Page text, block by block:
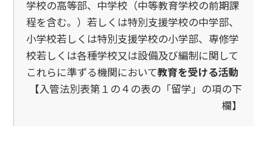
学校の高等部、中学校（中等教育学校の前期課
程を含む。）若しくは特別支援学校の中学部、
小学校若しくは特別支援学校の小学部、専修学
校若しくは各種学校又は設備及び編制に関して
これらに準ずる機関において教育を受ける活動
【入管法別表第１の４の表の「留学」の項の下
欄】